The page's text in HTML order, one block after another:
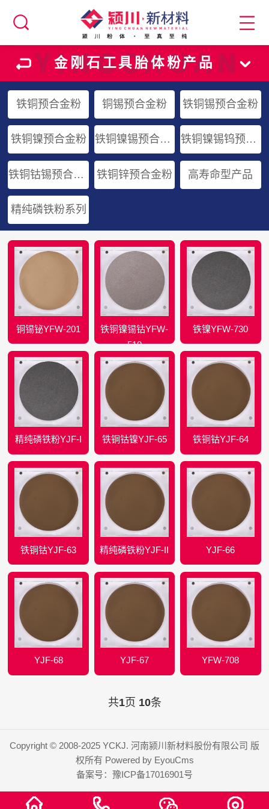
金刚石工具胎体粉产品
铁铜预合金粉 铜锡预合金粉 铁铜锡预合金粉
铁铜镍预合金粉 铁铜镍锡预合金粉 铁铜镍锡钨预合金粉
铁铜钴锡预合金粉 铁铜锌预合金粉 高寿命型产品
精纯磷铁粉系列
铜锡铋YFW-201
铁铜镍锡钴YFW-
510
铁镍YFW-730
精纯磷铁粉YJF-I 铁铜钴镍YJF-65 铁铜钴YJF-64
铁铜钴YJF-63 精纯磷铁粉YJF-II YJF-66
YJF-68 YJF-67 YFW-708
共1页 10条
Copyright © 2008-2025 YCKJ. 河南颍川新材料股份有限公司 版
权所有 Powered by EyouCms
备案号： 豫ICP备17016901号